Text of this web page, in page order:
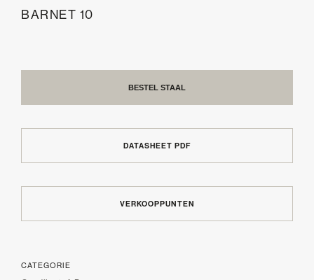
BARNET 10
BESTEL STAAL
DATASHEET PDF
VERKOOPPUNTEN
CATEGORIE